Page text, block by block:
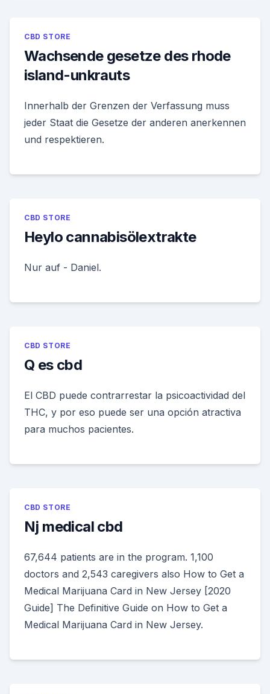
CBD STORE
Wachsende gesetze des rhode
island-unkrauts
Innerhalb der Grenzen der Verfassung muss
jeder Staat die Gesetze der anderen anerkennen
und respektieren.
CBD STORE
Heylo cannabisölextrakte
Nur auf - Daniel.
CBD STORE
Q es cbd
El CBD puede contrarrestar la psicoactividad del
THC, y por eso puede ser una opción atractiva
para muchos pacientes.
CBD STORE
Nj medical cbd
67,644 patients are in the program. 1,100
doctors and 2,543 caregivers also How to Get a
Medical Marijuana Card in New Jersey [2020
Guide] The Definitive Guide on How to Get a
Medical Marijuana Card in New Jersey.